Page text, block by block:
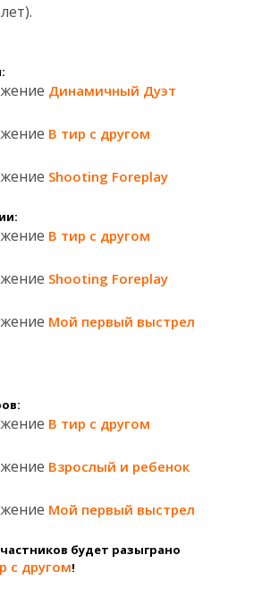
Динамичный Дуэт
В тир с другом
Shooting Foreplay
В тир с другом
Shooting Foreplay
Мой первый выстрел
В тир с другом
Взрослый и ребенок
Мой первый выстрел
будет разыграно
с другом!